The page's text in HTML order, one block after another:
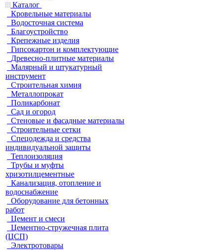
Каталог
Кровельные материалы
Водосточная система
Благоустройство
Крепежные изделия
Гипсокартон и комплектующие
Древесно-плитные материалы
Малярный и штукатурный
инструмент
Строительная химия
Металлопрокат
Поликарбонат
Сад и огород
Стеновые и фасадные материалы
Строительные сетки
Спецодежда и средства
индивидуальной защиты
Теплоизоляция
Трубы и муфты
хризотилцементные
Канализация, отопление и
водоснабжение
Оборудование для бетонных
работ
Цемент и смеси
Цементно-стружечная плита
(ЦСП)
Электротовары